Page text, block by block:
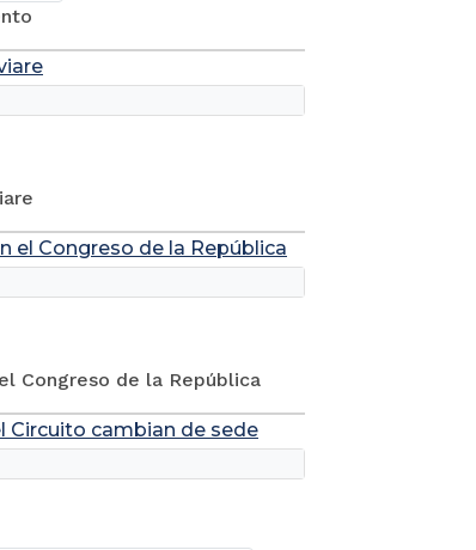
el Congreso de la República
Congreso de la República
Circuito cambian de sede